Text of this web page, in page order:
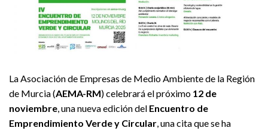
La Asociación de Empresas de Medio Ambiente de la Región
de Murcia (AEMA-RM) celebrará el próximo 12 de
noviembre , una nueva edición del Encuentro de
Emprendimiento Verde y Circular , una cita que se ha